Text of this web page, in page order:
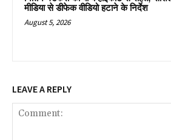
मीडिया से डीफेक वीडियो हटाने के निर्देश
August 5, 2026
LEAVE A REPLY